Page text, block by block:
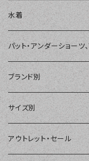
水着
単品
ショートパンツ、ボードショー
パーカー、ラッシュパーカー
ラッシュガード、ジャケット
ワンピース・モノキニ
ナチュラルタンキニ
ナチュラルタンキニ
2点セット
パット・アンダーショーツ
パット
アンダーショーツ
アクセサリー
ブランド別
BEACH QUEEN
MILSQUR
サイズ別
フリー
アウトレット・セール